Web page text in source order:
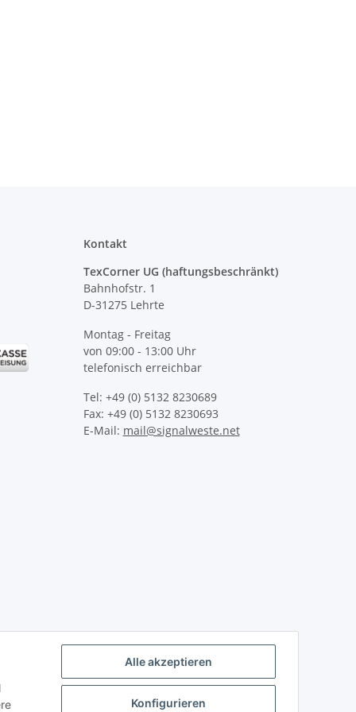
Kontakt
TexCorner UG (haftungsbeschränkt)
Bahnhofstr. 1
D-31275 Lehrte
Montag - Freitag
von 09:00 - 13:00 Uhr
telefonisch erreichbar
Tel: +49 (0) 5132 8230689
Fax: +49 (0) 5132 8230693
E-Mail: mail@signalweste.net
Alle akzeptieren
Konfigurieren